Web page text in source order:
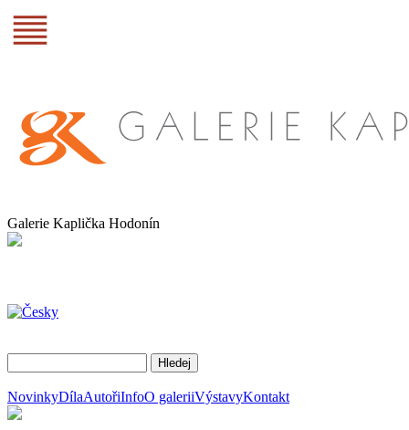
Galerie Kaplička Hodonín
NovinkyDílaAutořiInfoO galeriiVýstavyKontakt